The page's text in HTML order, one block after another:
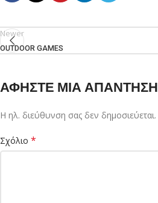
Newer
OUTDOOR GAMES
ΑΦΉΣΤΕ ΜΙΑ ΑΠΆΝΤΗΣΗ
Η ηλ. διεύθυνση σας δεν δημοσιεύεται.
Σχόλιο *